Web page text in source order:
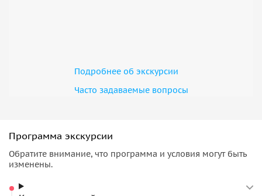
Подробнее об экскурсии
Часто задаваемые вопросы
Программа экскурсии
Обратите внимание, что программа и условия могут быть
изменены.